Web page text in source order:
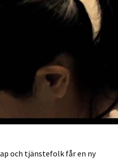
och tjänstefolk får en ny